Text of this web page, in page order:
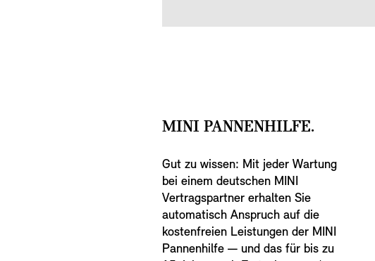
MINI PANNENHILFE.
Gut zu wissen: Mit jeder Wartung
bei einem deutschen MINI
Vertragspartner erhalten Sie
automatisch Anspruch auf die
kostenfreien Leistungen der MINI
Pannenhilfe — und das für bis zu